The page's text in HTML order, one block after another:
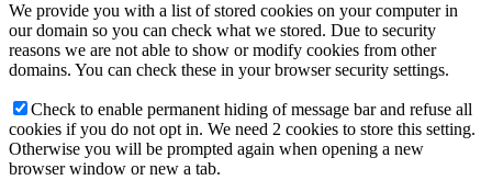
We provide you with a list of stored cookies on your computer in
our domain so you can check what we stored. Due to security
reasons we are not able to show or modify cookies from other
domains. You can check these in your browser security settings.
Check to enable permanent hiding of message bar and refuse all
cookies if you do not opt in. We need 2 cookies to store this setting.
Otherwise you will be prompted again when opening a new
browser window or new a tab.